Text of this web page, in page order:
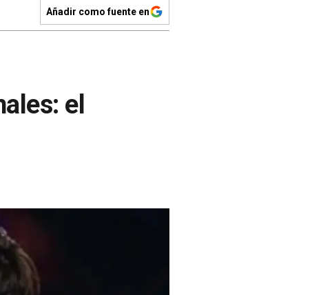
Añadir como fuente en
el